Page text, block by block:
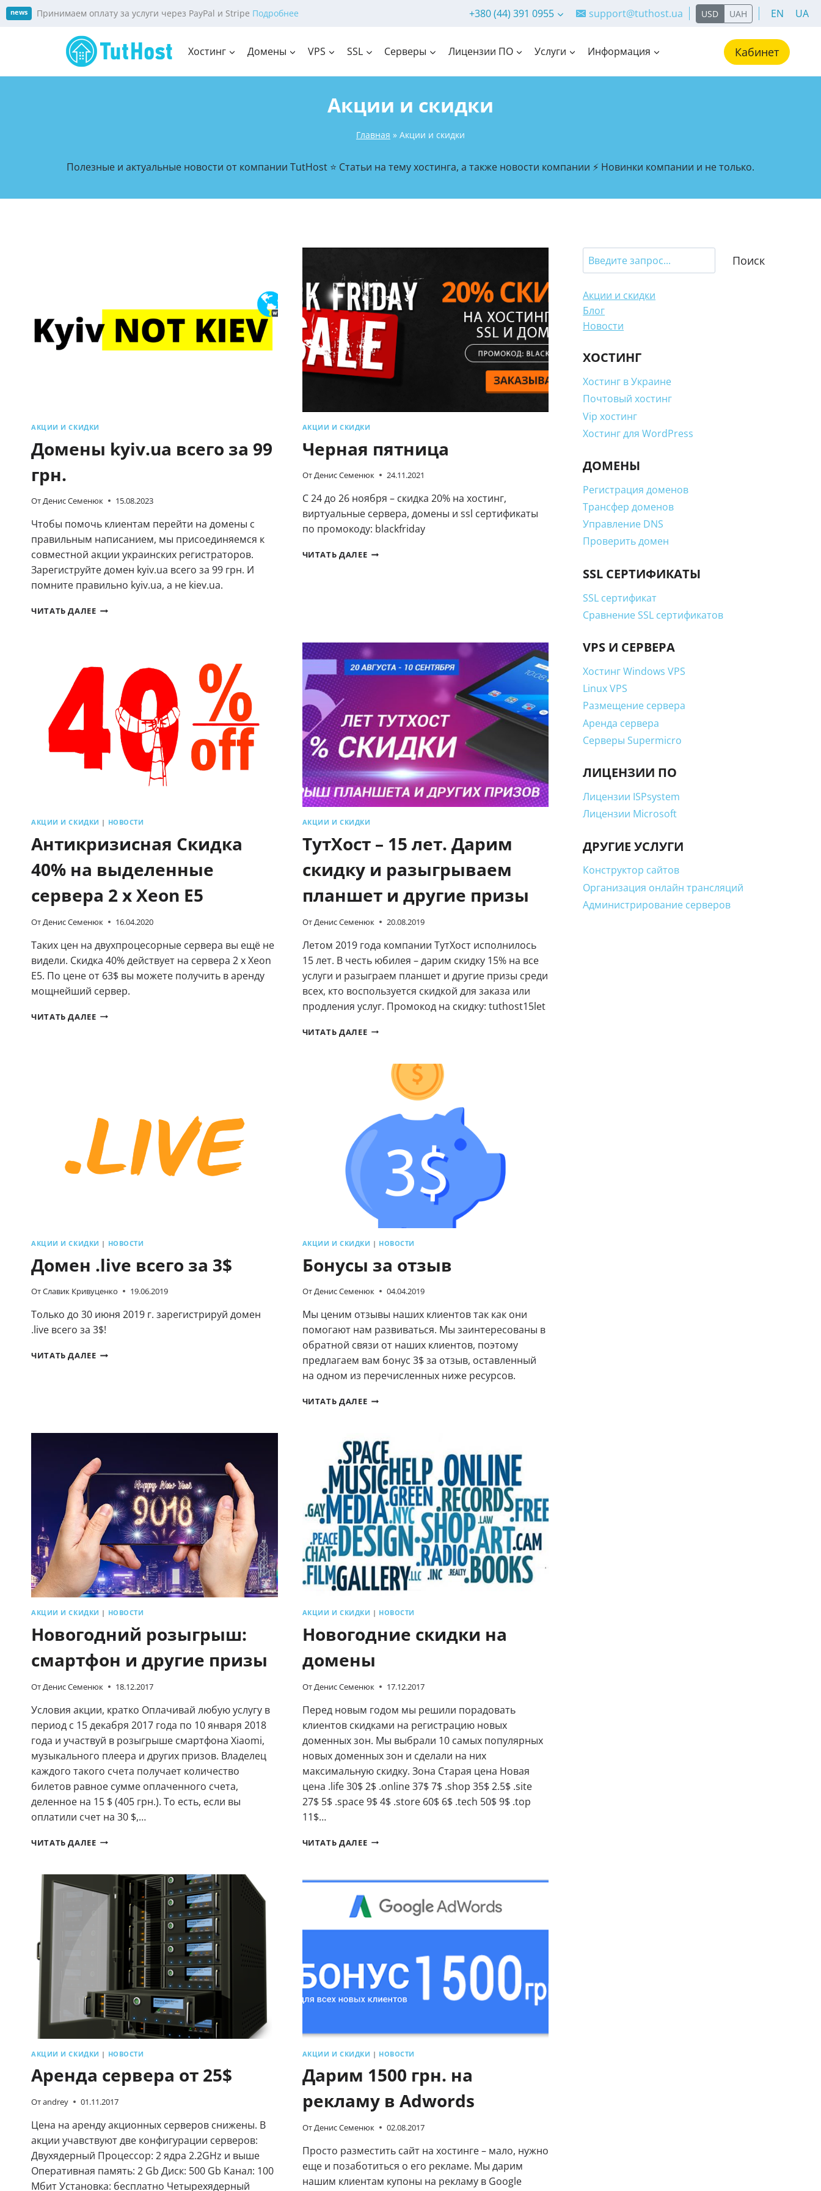
Skip
to
news Принимаем оплату за услуги через PayPal и Stripe Подробнее +380 (44) 391 0955 support@tuthost.ua USD UAH EN UA
Хостинг Домены VPS SSL Серверы Лицензии ПО Услуги Информация Кабинет
Акции и скидки
Главная » Акции и скидки
Полезные и актуальные новости от компании TutHost ⭐ Статьи на тему хостинга, а также новости компании ⚡ Новинки компании и не только.
АКЦИИ И СКИДКИ
Домены kyiv.ua всего за 99
грн.
ОтДенис Семенюк 15.08.2023
Чтобы помочь клиентам перейти на домены с
правильным написанием, мы присоединяемся к
совместной акции украинских регистраторов.
Зарегиструйте домен kyiv.ua всего за 99 грн. И
помните правильно kyiv.ua, а не kiev.ua.
ЧИТАТЬ ДАЛЕЕДОМЕНЫ
ГРН.
АКЦИИ И СКИДКИ
Черная пятница
ОтДенис Семенюк 24.11.2021
С 24 до 26 ноября – скидка 20% на хостинг,
виртуальные сервера, домены и ssl сертификаты
по промокоду: blackfriday
ЧИТАТЬ ДАЛЕЕЧЕРНАЯ
АКЦИИ И СКИДКИ | НОВОСТИ
Антикризисная Скидка
40% на выделенные
сервера 2 x Xeon E5
ОтДенис Семенюк 16.04.2020
Таких цен на двухпроцесорные сервера вы ещё не
видели. Скидка 40% действует на сервера 2 x Xeon
E5. По цене от 63$ вы можете получить в аренду
мощнейший сервер.
ЧИТАТЬ ДАЛЕЕАНТИКРИЗИСНАЯ
E5
АКЦИИ И СКИДКИ
ТутХост – 15 лет. Дарим
скидку и разыгрываем
планшет и другие призы
ОтДенис Семенюк 20.08.2019
Летом 2019 года компании ТутХост исполнилось
15 лет. В честь юбилея – дарим скидку 15% на все
услуги и разыграем планшет и другие призы среди
всех, кто воспользуется скидкой для заказа или
продления услуг. Промокод на скидку: tuthost15let
ЧИТАТЬ ДАЛЕЕТУТХОСТ
ДАРИМ
СКИДКУ
РАЗЫГРЫВАЕМ
ПЛАНШЕТ
И
ДРУГИЕ
АКЦИИ И СКИДКИ | НОВОСТИ
Домен .live всего за 3$
ОтСлавик Кривуценко 19.06.2019
Только до 30 июня 2019 г. зарегистрируй домен
.live всего за 3$!
ЧИТАТЬ ДАЛЕЕДОМЕН
АКЦИИ И СКИДКИ | НОВОСТИ
Бонусы за отзыв
ОтДенис Семенюк 04.04.2019
Мы ценим отзывы наших клиентов так как они
помогают нам развиваться. Мы заинтересованы в
обратной связи от наших клиентов, поэтому
предлагаем вам бонус 3$ за отзыв, оставленный
на одном из перечисленных ниже ресурсов.
ЧИТАТЬ ДАЛЕЕБОНУСЫ
АКЦИИ И СКИДКИ | НОВОСТИ
Новогодний розыгрыш:
смартфон и другие призы
ОтДенис Семенюк 18.12.2017
Условия акции, кратко Оплачивай любую услугу в
период с 15 декабря 2017 года по 10 января 2018
года и участвуй в розыгрыше смартфона Xiaomi,
музыкального плеера и других призов. Владелец
каждого такого счета получает количество
билетов равное сумме оплаченного счета,
деленное на 15 $ (405 грн.). То есть, если вы
оплатили счет на 30 $,…
ЧИТАТЬ ДАЛЕЕНОВОГОДНИЙ
И
ДРУГИЕ
ПРИЗЫ
АКЦИИ И СКИДКИ | НОВОСТИ
Новогодние скидки на
домены
ОтДенис Семенюк 17.12.2017
Перед новым годом мы решили порадовать
клиентов скидками на регистрацию новых
доменных зон. Мы выбрали 10 самых популярных
новых доменных зон и сделали на них
максимальную скидку. Зона Старая цена Новая
цена .life 30$ 2$ .online 37$ 7$ .shop 35$ 2.5$ .site
27$ 5$ .space 9$ 4$ .store 60$ 6$ .tech 50$ 9$ .top
11$…
ЧИТАТЬ ДАЛЕЕНОВОГОДНИЕ
ДОМЕНЫ
АКЦИИ И СКИДКИ | НОВОСТИ
Аренда сервера от 25$
Отandrey 01.11.2017
Цена на аренду акционных серверов снижены. В
акции учавствуют две конфигурации серверов:
Двухядерный Процессор: 2 ядра 2.2GHz и выше
Оперативная память: 2 Gb Диск: 500 Gb Канал: 100
Мбит Установка: бесплатно Четырехядерный
АКЦИИ И СКИДКИ | НОВОСТИ
Дарим 1500 грн. на
рекламу в Adwords
ОтДенис Семенюк 02.08.2017
Просто разместить сайт на хостинге – мало, нужно
еще и позаботиться о его рекламе. Мы дарим
нашим клиентам купоны на рекламу в Google
Search Поиск
Акции и скидки
Блог
Новости
ХОСТИНГ
Хостинг в Украине
Почтовый хостинг
Vip хостинг
Хостинг для WordPress
ДОМЕНЫ
Регистрация доменов
Трансфер доменов
Управление DNS
Проверить домен
SSL СЕРТИФИКАТЫ
SSL сертификат
Сравнение SSL сертификатов
VPS И СЕРВЕРА
Хостинг Windows VPS
Linux VPS
Размещение сервера
Аренда сервера
Серверы Supermicro
ЛИЦЕНЗИИ ПО
Лицензии ISPsystem
Лицензии Microsoft
ДРУГИЕ УСЛУГИ
Конструктор сайтов
Организация онлайн трансляций
Администрирование серверов